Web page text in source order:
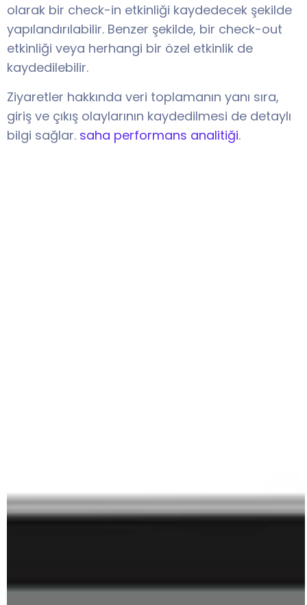
olarak bir check-in etkinliği kaydedecek şekilde
yapılandırılabilir. Benzer şekilde, bir check-out
etkinliği veya herhangi bir özel etkinlik de
kaydedilebilir.
Ziyaretler hakkında veri toplamanın yanı sıra,
giriş ve çıkış olaylarının kaydedilmesi de detaylı
bilgi sağlar. saha performans analitiği.